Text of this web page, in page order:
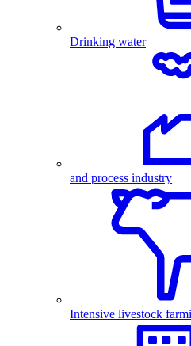
Drinking water
and process industry
Intensive livestock